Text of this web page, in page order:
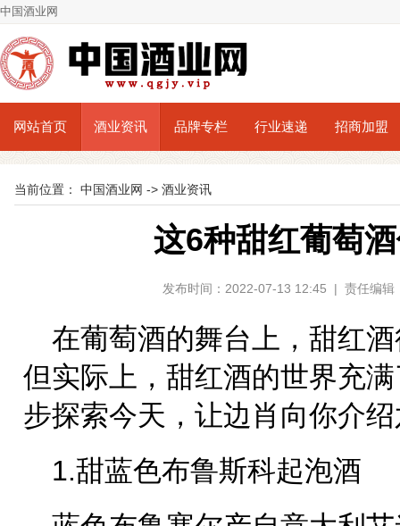
中国酒业网
网站首页 酒业资讯 品牌专栏 行业速递 招商加盟
当前位置： 中国酒业网 -> 酒业资讯
这6种甜红葡萄
发布时间：2022-07-13 12:45 | 责任编
在葡萄酒的舞台上，甜红
但实际上，甜红酒的世界充
步探索今天，让边肖向你介
1.甜蓝色布鲁斯科起泡酒